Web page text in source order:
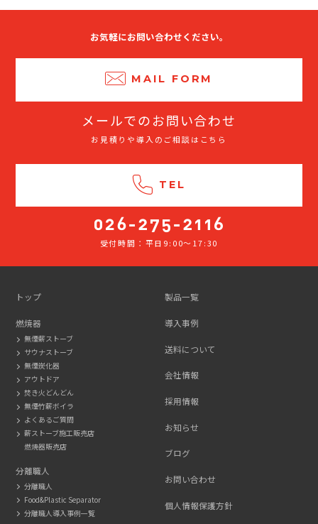
お気軽にお問い合わせください。
MAIL FORM
メールでのお問い合わせ
お見積りや導入のご相談はこちら
TEL
受付時間：平日9:00～17:30
トップ
燃焼器
無煙薪ストーブ
サウナストーブ
無煙炭化器
アウトドア
焚き火どんどん
無煙竹薪ボイラ
よくあるご質問
薪ストーブ施工販売店
燃焼器販売店
分離職人
分離職人
Food&Plastic Separator
分離職人導入事例一覧
製品一覧
導入事例
送料について
会社情報
採用情報
お知らせ
ブログ
お問い合わせ
個人情報保護方針